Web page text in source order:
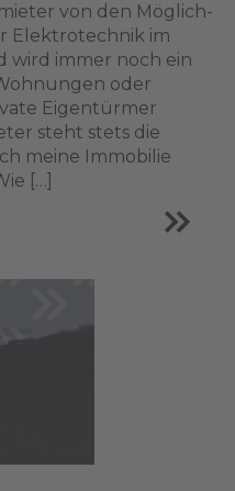
von den Möglich­
Elektrotechnik im
wird immer noch ein
oder
Eigentürmer
steht stets die
meine Immobilie
[…]